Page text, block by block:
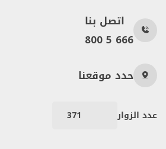
اتصل بنا
800 5 666
حدد موقعنا
عدد الزوار 371